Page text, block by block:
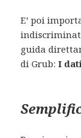
E’ poi
guida
di Grub:I